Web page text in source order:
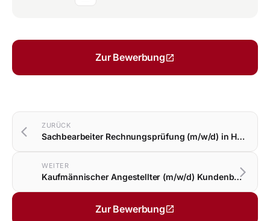
Zur Bewerbungopen_in_new
arrow_back_ios
ZURÜCK
Sachbearbeiter Rechnungsprüfung (m/w/d) in Hamburg
arrow_forward_ios
WEITER
Kaufmännischer Angestellter (m/w/d) Kundenbetreuung, Portfolioentwicklung in Hannover
Zur Bewerbungopen_in_new
HUNDT CONSULT GmbH